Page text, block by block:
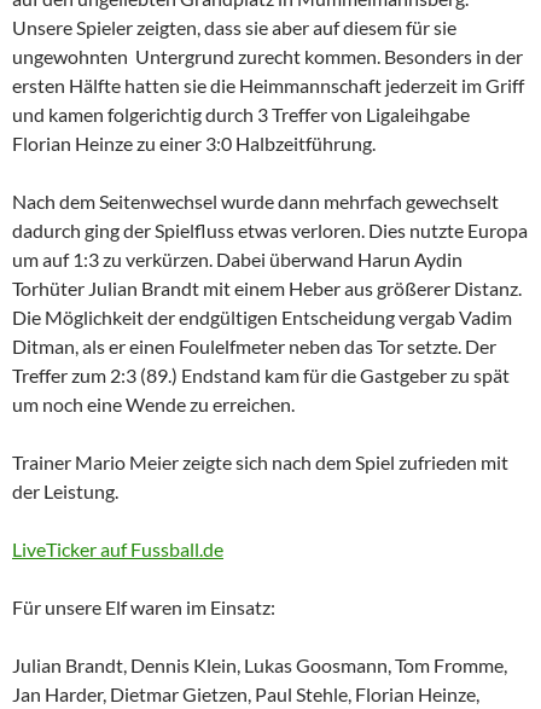
Unsere Spieler zeigten, dass sie aber auf diesem für sie
ungewohnten Untergrund zurecht kommen. Besonders in der
ersten Hälfte hatten sie die Heimmannschaft jederzeit im Griff
und kamen folgerichtig durch 3 Treffer von Ligaleihgabe
Florian Heinze zu einer 3:0 Halbzeitführung.
Nach dem Seitenwechsel wurde dann mehrfach gewechselt
dadurch ging der Spielfluss etwas verloren. Dies nutzte Europa
um auf 1:3 zu verkürzen. Dabei überwand Harun Aydin
Torhüter Julian Brandt mit einem Heber aus größerer Distanz.
Die Möglichkeit der endgültigen Entscheidung vergab Vadim
Ditman, als er einen Foulelfmeter neben das Tor setzte. Der
Treffer zum 2:3 (89.) Endstand kam für die Gastgeber zu spät
um noch eine Wende zu erreichen.
Trainer Mario Meier zeigte sich nach dem Spiel zufrieden mit
der Leistung.
LiveTicker auf Fussball.de
Für unsere Elf waren im Einsatz:
Julian Brandt, Dennis Klein, Lukas Goosmann, Tom Fromme,
Jan Harder, Dietmar Gietzen, Paul Stehle, Florian Heinze,